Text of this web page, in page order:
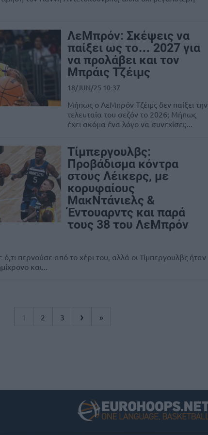
ΛεΜπρόν: Σκέψεις να
παίξει ως το… 2027 για
να προλάβει και τον
Μπράις Τζέιμς
18/JUN/25 10:37
Μήπως ο ΛεΜπρόν Τζέιμς δεν παίξει την
τελευταία του σεζόν το 2026; Μήπως
έχει ακόμα ένα λόγο να συνεχίσει;...
Τίμπεργουλβς:
Προβάδισμα κόντρα
στους Λέικερς, με
κορυφαίους
ΜακΝτάνιελς &
Έντουαρντς και παρά
τους 38 του ΛεΜπρόν
περνούσε από το χέρι του, αλλά οι Τίμπεργουλβς ήταν
και...
1 2 3 › »